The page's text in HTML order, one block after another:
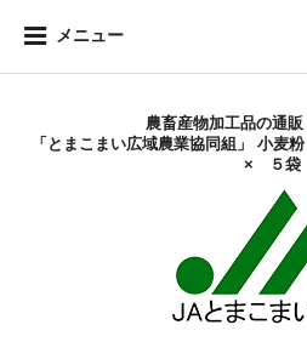
メニュー
農畜産物加工品の通
「とまこまい広域農業協同組」 小麦
× ５袋